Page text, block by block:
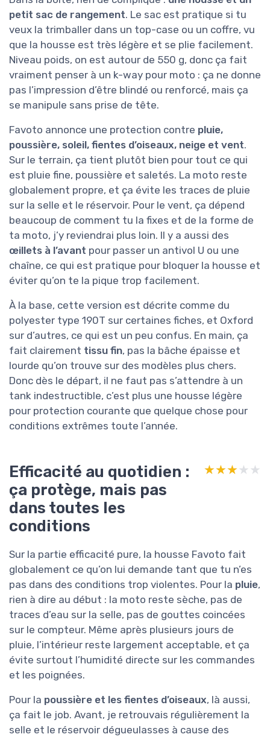
petit sac de rangement. Le sac est pratique si tu
veux la trimballer dans un top-case ou un coffre, vu
que la housse est très légère et se plie facilement.
Niveau poids, on est autour de 550 g, donc ça fait
vraiment penser à un k-way pour moto : ça ne donne
pas l’impression d’être blindé ou renforcé, mais ça
se manipule sans prise de tête.
Favoto annonce une protection contre pluie,
poussière, soleil, fientes d’oiseaux, neige et vent.
Sur le terrain, ça tient plutôt bien pour tout ce qui
est pluie fine, poussière et saletés. La moto reste
globalement propre, et ça évite les traces de pluie
sur la selle et le réservoir. Pour le vent, ça dépend
beaucoup de comment tu la fixes et de la forme de
ta moto, j’y reviendrai plus loin. Il y a aussi des
œillets à l’avant pour passer un antivol U ou une
chaîne, ce qui est pratique pour bloquer la housse et
éviter qu’on te la pique trop facilement.
À la base, cette version est décrite comme du
polyester type 190T sur certaines fiches, et Oxford
sur d’autres, ce qui est un peu confus. En main, ça
fait clairement tissu fin, pas la bâche épaisse et
lourde qu’on trouve sur des modèles plus chers.
Donc dès le départ, il ne faut pas s’attendre à un
tank indestructible, c’est plus une housse légère
pour protection courante que quelque chose pour
conditions extrêmes toute l’année.
Efficacité au quotidien :
ça protège, mais pas
dans toutes les
conditions
★★★★★
★★★★★
Sur la partie efficacité pure, la housse Favoto fait
globalement ce qu’on lui demande tant que tu n’es
pas dans des conditions trop violentes. Pour la pluie,
rien à dire au début : la moto reste sèche, pas de
traces d’eau sur la selle, pas de gouttes coincées
sur le compteur. Même après plusieurs jours de
pluie, l’intérieur reste largement acceptable, et ça
évite surtout l’humidité directe sur les commandes
et les poignées.
Pour la poussière et les fientes d’oiseaux, là aussi,
ça fait le job. Avant, je retrouvais régulièrement la
selle et le réservoir dégueulasses à cause des